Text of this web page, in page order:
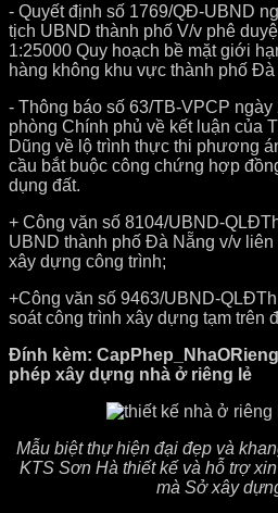
- Quyết định số 1769/QĐ-UBND
tịch UBND thành phố V/v phê
1:25000 Quy hoạch bề mặt giới
hàng không khu vực thành phố Đà
- Thông báo số 63/TB-VPCP ngày
phòng Chính phủ về kết luận của
Dũng về lộ trình thực thi phương
cầu bắt buộc công chứng hợp
dụng đất.
+ Công văn số 8104/UBND-
UBND thành phố Đà Nẵng v/v
xây dựng công trình;
+Công văn số 9463/UBND-
soát công trình xây dựng tạm trên
Đính kèm:
phép xây dựng nhà ở riêng lẻ
Mẫu biệt thự hiện đại đẹp và
KTS Sơn Hà thiết kế và hỗ trợ
mà Sở xây